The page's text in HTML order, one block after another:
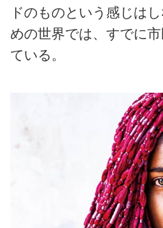
ドのものという感じは
めの世界では、すでに
ている。